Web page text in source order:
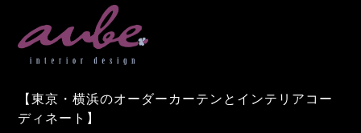
【東京・横浜のオーダーカーテンとインテリアコー
ディネート】